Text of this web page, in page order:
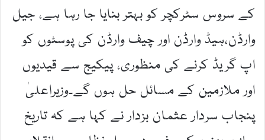
کے سروس سٹرکچر کو بہتر بنایا جا رہا ہے، جیل
وارڈن،ہیڈ وارڈن اور چیف وارڈن کی پوسٹوں کو
اپ گریڈ کرنے کی منظوری، پیکیج سے قیدیوں
اور ملازمین کے مسائل حل ہوں گے۔وزیراعلیٰ
پنجاب سردار عثمان بزدار نے کہا ہے کہ تاریخ